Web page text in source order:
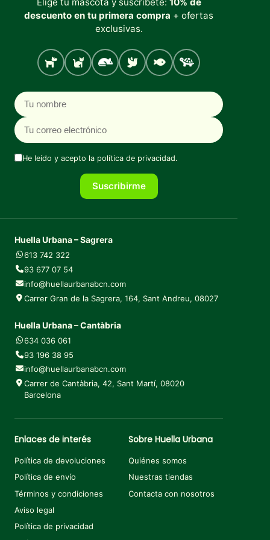
descuento en tu primera compra + ofertas
exclusivas.
Perro Gato Roedores
Aves PecesTortugas
Nombre
Correo electrónico
He leído y acepto la política de privacidad.
Suscribirme
Huella Urbana – Sagrera
613 742 322
93 677 07 54
info@huellaurbanabcn.com
Carrer Gran de la Sagrera, 164, Sant Andreu, 08027
Huella Urbana – Cantàbria
634 036 061
93 196 38 95
info@huellaurbanabcn.com
Carrer de Cantàbria, 42, Sant Martí, 08020
Barcelona
Enlaces de interés
Política de devoluciones
Política de envío
Términos y condiciones
Aviso legal
Política de privacidad
Sobre Huella Urbana
Quiénes somos
Nuestras tiendas
Contacta con nosotros